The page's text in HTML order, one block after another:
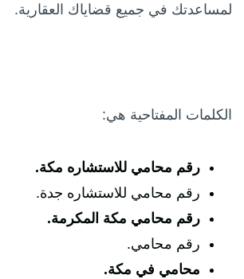
لمساعدتك في جميع قضاياك العقارية.
الكلمات المفتاحية هي:
رقم محامي للاستشاره مكة.
رقم محامي للاستشاره جدة.
رقم محامي مكة المكرمة.
رقم محامي.
محامي في مكة.